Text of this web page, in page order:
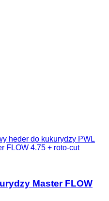
heder do kukurydzy PWL
FLOW 4.75 + roto-cut
Master FLOW